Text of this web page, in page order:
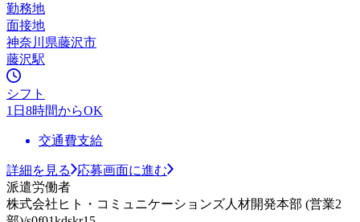
勤務地
面接地
神奈川県藤沢市
藤沢駅
シフト
1日8時間からOK
交通費支給
詳細を見る
応募画面に進む
派遣労働者
株式会社ヒト・コミュニケーションズ人材開発本部 (営業2